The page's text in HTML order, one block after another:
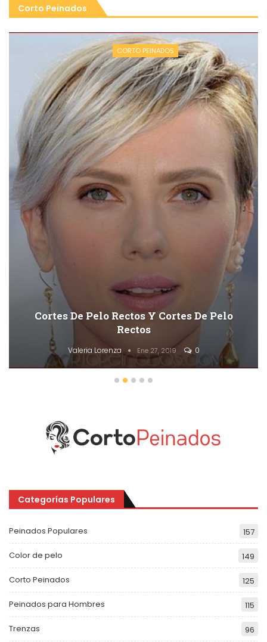
Corto Peinados
CORTO PEINADOS
50 Cortes De Pelo En Capas Cortas
Descaradas
Valeria Lorenza Ene 27, 2019 0
Categorías Populares
Peinados Populares 157
Color de pelo 149
Corto Peinados 125
Peinados para Hombres 115
Trenzas 96